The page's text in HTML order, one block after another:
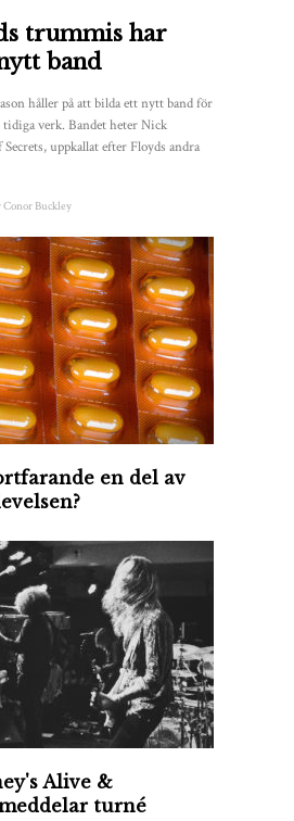
trummis har
band
håller på att bilda ett nytt band för
tidiga verk. Bandet heter Nick
uppkallat efter Floyds andra
Conor Buckley
en del av
Alive &
turné